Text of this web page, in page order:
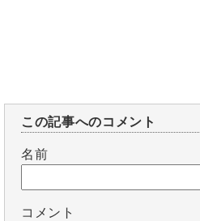
この記事へのコメント
名前
コメント